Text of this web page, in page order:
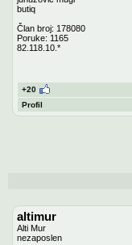
butiq
Član broj: 178080
Poruke: 1165
82.118.10.*
+20
Profil
altimur
Alti Mur
nezaposlen